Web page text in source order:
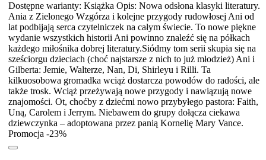
Dostępne warianty: Książka Opis: Nowa odsłona klasyki literatury.
Ania z Zielonego Wzgórza i kolejne przygody rudowłosej Ani od
lat podbijają serca czytelniczek na całym świecie. To nowe piękne
wydanie wszystkich historii Ani powinno znaleźć się na półkach
każdego miłośnika dobrej literatury.Siódmy tom serii skupia się na
sześciorgu dzieciach (choć najstarsze z nich to już młodzież) Ani i
Gilberta: Jemie, Walterze, Nan, Di, Shirleyu i Rilli. Ta
kilkuosobowa gromadka wciąż dostarcza powodów do radości, ale
także trosk. Wciąż przeżywają nowe przygody i nawiązują nowe
znajomości. Ot, choćby z dziećmi nowo przybyłego pastora: Faith,
Uną, Carolem i Jerrym. Niebawem do grupy dołącza ciekawa
dziewczynka – adoptowana przez panią Kornelię Mary Vance.
Promocja -23%